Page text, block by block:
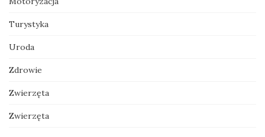
Turystyka
Uroda
Zdrowie
Zwierzęta
Zwierzęta